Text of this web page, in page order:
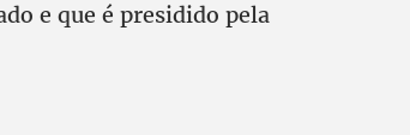
e que é presidido pela